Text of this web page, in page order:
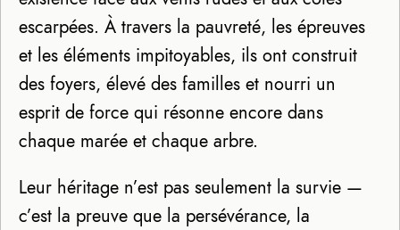
escarpées. À travers la pauvreté, les épreuves
et les éléments impitoyables, ils ont construit
des foyers, élevé des familles et nourri un
esprit de force qui résonne encore dans
chaque marée et chaque arbre.
Leur héritage n’est pas seulement la survie —
c’est la preuve que la persévérance, la